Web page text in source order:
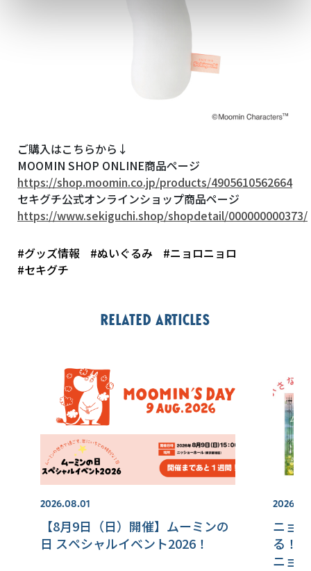
ご購入はこちらから↓
MOOMIN SHOP ONLINE商品ページ
https://shop.moomin.co.jp/products/4905610562664
セキグチ公式オンラインショップ商品ページ
https://www.sekiguchi.shop/shopdetail/000000000373/
#グッズ情報 #ぬいぐるみ
#ニョロニョロ
#セキグチ
Related articles
2026.08.01
【8月9日（日）開催】ムーミンの
日 スペシャルイベント2026！
ニョ
る！
ニョ